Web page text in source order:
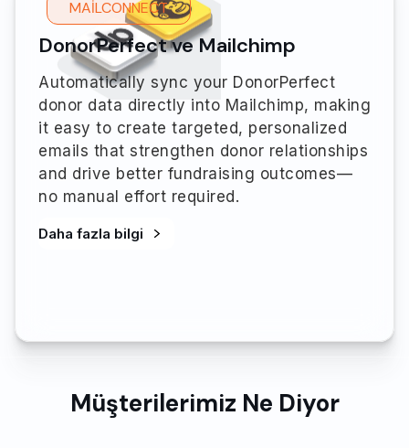
MAILCONNECT
DonorPerfect ve Mailchimp
Automatically sync your DonorPerfect
donor data directly into Mailchimp, making
it easy to create targeted, personalized
emails that strengthen donor relationships
and drive better fundraising outcomes—
no manual effort required.
Daha fazla bilgi
Müşterilerimiz Ne Diyor